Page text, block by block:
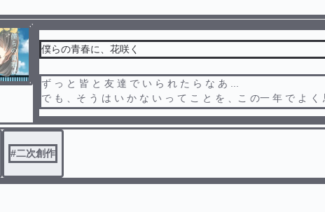
僕らの青春に、花咲く
ず っ と 皆 と 友 達 で い ら れ た ら な あ ...
で も 、そ う は い か な い っ て こ と を 、こ の一 年 で よ く
た 。
最 高 に 煌 め い て 、最 高 に 切 な く て 、胸 が痛 く て 、で
最 高 に 楽 し い 一 年 間 だ っ た ＿＿＿。
#二次創作